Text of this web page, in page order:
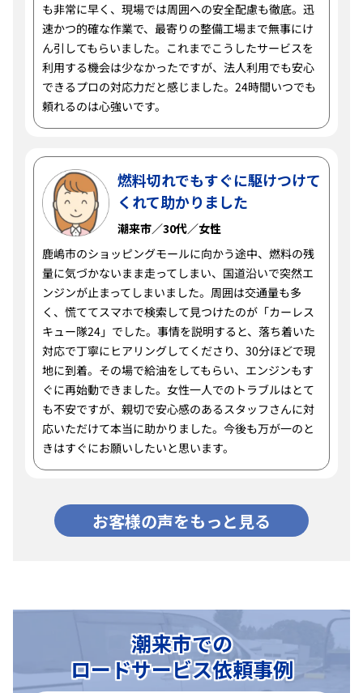
も非常に早く、現場では周囲への安全配慮も徹底。迅
速かつ的確な作業で、最寄りの整備工場まで無事にけ
ん引してもらいました。これまでこうしたサービスを
利用する機会は少なかったですが、法人利用でも安心
できるプロの対応力だと感じました。24時間いつでも
頼れるのは心強いです。
燃料切れでもすぐに駆けつけて
くれて助かりました
潮来市／30代／女性
鹿嶋市のショッピングモールに向かう途中、燃料の残
量に気づかないまま走ってしまい、国道沿いで突然エ
ンジンが止まってしまいました。周囲は交通量も多
く、慌ててスマホで検索して見つけたのが「カーレス
キュー隊24」でした。事情を説明すると、落ち着いた
対応で丁寧にヒアリングしてくださり、30分ほどで現
地に到着。その場で給油をしてもらい、エンジンもす
ぐに再始動できました。女性一人でのトラブルはとて
も不安ですが、親切で安心感のあるスタッフさんに対
応いただけて本当に助かりました。今後も万が一のと
きはすぐにお願いしたいと思います。
お客様の声をもっと見る
潮来市での
ロードサービス依頼事例